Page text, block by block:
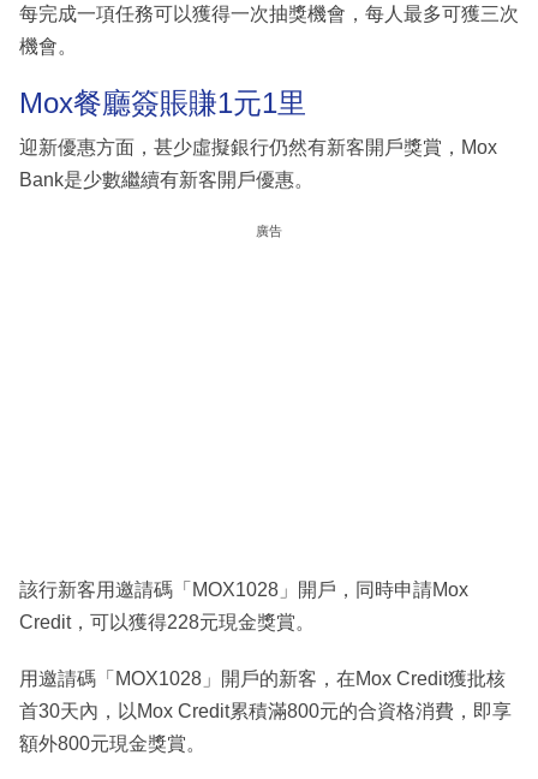
每完成一項任務可以獲得一次抽獎機會，每人最多可獲三次
機會。
Mox餐廳簽賬賺1元1里
迎新優惠方面，甚少虛擬銀行仍然有新客開戶獎賞，Mox
Bank是少數繼續有新客開戶優惠。
廣告
該行新客用邀請碼「MOX1028」開戶，同時申請Mox
Credit，可以獲得228元現金獎賞。
用邀請碼「MOX1028」開戶的新客，在Mox Credit獲批核
首30天內，以Mox Credit累積滿800元的合資格消費，即享
額外800元現金獎賞。